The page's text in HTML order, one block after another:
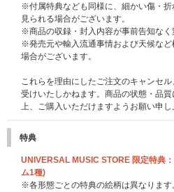
※付属特典なども同様に、細かい傷・
見られる場合がございます。
※商品の収録・封入内容が事前告知なく
※発売元や輸入流通事情および天候な
場合がございます。
これらを理由にしたご注文のキャンセ
受けいたしかねます。商品の状態・品
上、ご購入いただけますようお願い申し
特典
UNIVERSAL MUSIC STORE 限定特典
ム1種)
※各形態ごとの特典の絵柄は異なります